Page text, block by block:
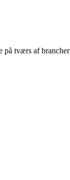
på tværs af brancher